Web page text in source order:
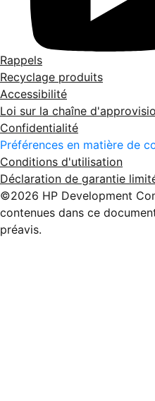
Rappels
Recyclage produits
Accessibilité
Loi sur la chaîne
Confidentialité
Préférences en matière de
Conditions d'utilisation
Déclaration de garantie
©2026 HP Development
contenues dans ce
préavis.